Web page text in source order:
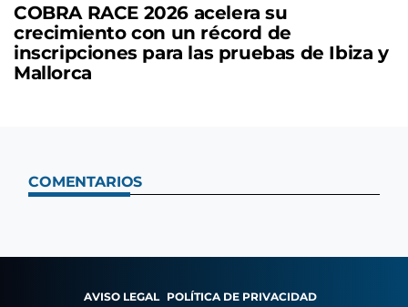
COBRA RACE 2026 acelera su
crecimiento con un récord de
inscripciones para las pruebas de Ibiza y
Mallorca
COMENTARIOS
AVISO LEGAL POLÍTICA DE PRIVACIDAD